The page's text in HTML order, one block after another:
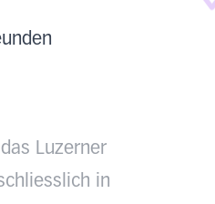
Luzerner
in